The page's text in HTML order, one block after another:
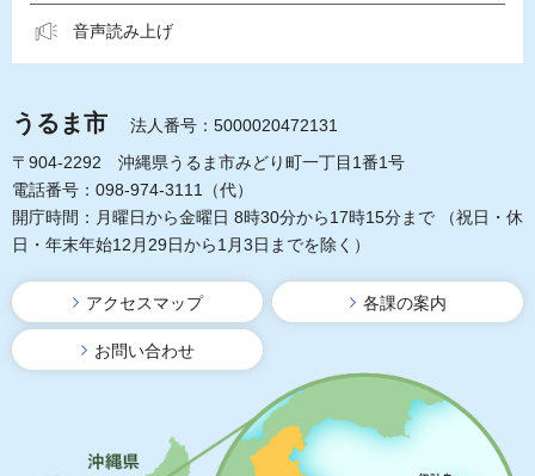
音声読み上げ
うるま市
法人番号：5000020472131
〒904-2292 沖縄県うるま市みどり町一丁目1番1号
電話番号：098-974-3111（代）
開庁時間：月曜日から金曜日 8時30分から17時15分まで
（祝日・休
日・年末年始12月29日から1月3日までを除く）
アクセスマップ 各課の案内
お問い合わせ